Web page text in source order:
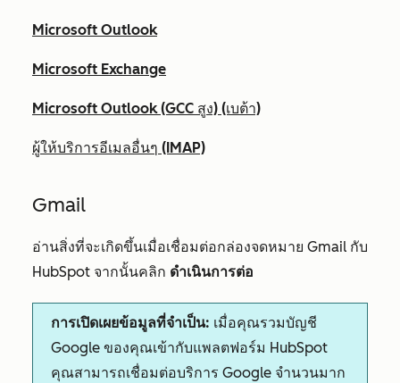
Microsoft Outlook
Microsoft Exchange
Microsoft Outlook (GCC สูง) (เบต้า)
ผู้ให้บริการอีเมลอื่นๆ (IMAP)
Gmail
อ่านสิ่งที่จะเกิดขึ้นเมื่อเชื่อมต่อกล่องจดหมาย Gmail กับ
HubSpot จากนั้นคลิก ดำเนินการต่อ
การเปิดเผยข้อมูลที่จำเป็น: เมื่อคุณรวมบัญชี
Google ของคุณเข้ากับแพลตฟอร์ม HubSpot
คุณสามารถเชื่อมต่อบริการ Google จำนวนมาก